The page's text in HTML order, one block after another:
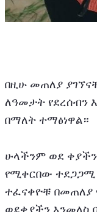
በዚሁ መጠለያ
ለዓመታት የደረሰብን
በማለት ተማፅነዋል።
ሁላችንም ወደ
የሚቀርበው ተደጋጋሚ
ተፈናቀዮቹ በመጠለያ
ወደቀያችን እንመለስ